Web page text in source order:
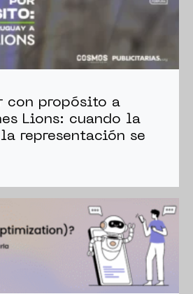
con propósito a
Lions: cuando la
representación se